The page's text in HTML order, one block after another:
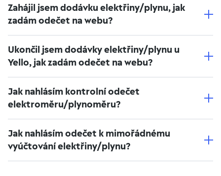
Zahájil jsem dodávku elektřiny/plynu, jak
zadám odečet na webu?
Ukončil jsem dodávky elektřiny/plynu u
Yello, jak zadám odečet na webu?
Jak nahlásím kontrolní odečet
elektroměru/plynoměru?
Jak nahlásím odečet k mimořádnému
vyúčtování elektřiny/plynu?